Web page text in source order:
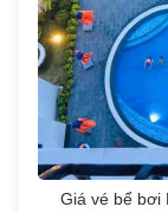
Giá vé bể bơi